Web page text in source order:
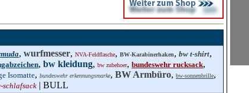
, wurfmesser, NVA-Feldflasche, BW-Karabinerhaken, bw t-shirt,
, bw kleidung, bw zubehoer, bundeswehr rucksack,
Isomatte, bundeswehr erkennungsmarke, BW Armbüro, bw-sonnenbrille,
schlafsack | BULL